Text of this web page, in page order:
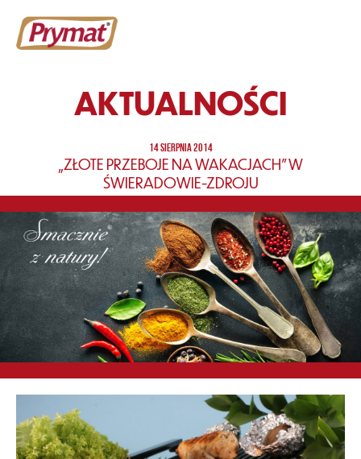
AKTUALNOŚCI
14 SIERPNIA 2014
„ZŁOTE PRZEBOJE NA WAKACJACH” W
ŚWIERADOWIE-ZDROJU